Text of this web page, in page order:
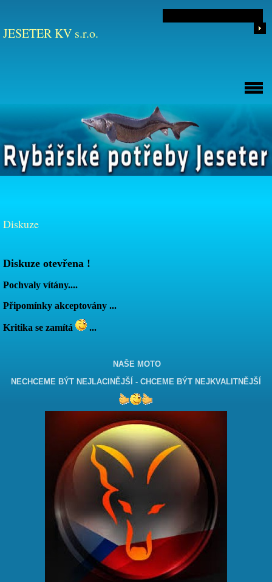
JESETER KV s.r.o.
Diskuze
Diskuze otevřena !
Pochvaly vítány....
Připomínky akceptovány ...
Kritika se zamítá ...
NAŠE MOTO
NECHCEME BÝT NEJLACINĚJŠÍ - CHCEME BÝT NEJKVALITNĚJŠÍ